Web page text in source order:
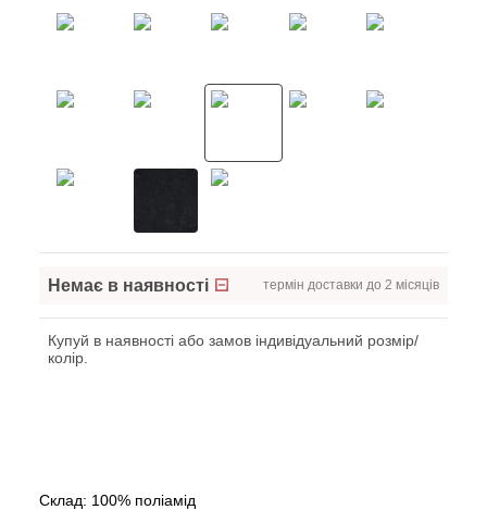
Немає в наявності термін доставки до 2 місяців
Купуй в наявності або замов індивідуальний розмір/
колір.
Склад: 100% поліамід